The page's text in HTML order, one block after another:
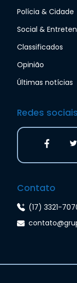
Polícia & Cidade
Social &
Classificados
Opinião
Últimas notícias
Redes sociais
Contato
(17) 3321-